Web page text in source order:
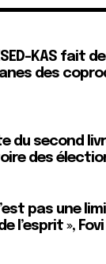
KAS fait
des
du second
des
pas une
l’esprit »,